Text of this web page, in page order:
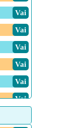
Vai
Vai
Vai
Vai
Vai
Vai